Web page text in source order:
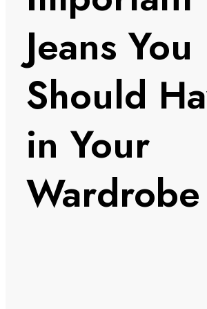
Jeans You
Should
in Your
Wardrobe